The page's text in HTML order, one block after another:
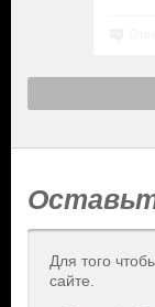
Для того
сайте.